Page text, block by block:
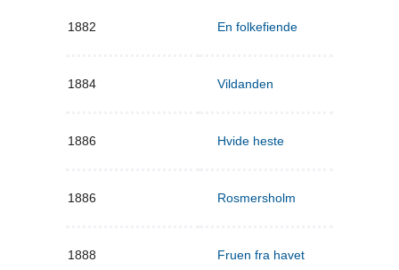
1882 En folkefiende
1884 Vildanden
1886 Hvide heste
1886 Rosmersholm
1888 Fruen fra havet